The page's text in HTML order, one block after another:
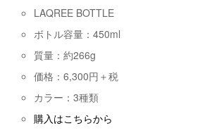
LAQREE BOTTLE
ボトル容量：450ml
質量：約266g
価格：6,300円＋税
カラー：3種類
購入はこちらから